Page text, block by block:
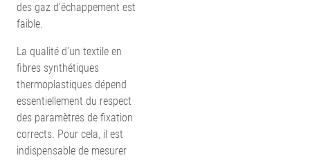
des gaz d'échappement est
faible.
La qualité d'un textile en
fibres synthétiques
thermoplastiques dépend
essentiellement du respect
des paramètres de fixation
corrects. Pour cela, il est
indispensable de mesurer